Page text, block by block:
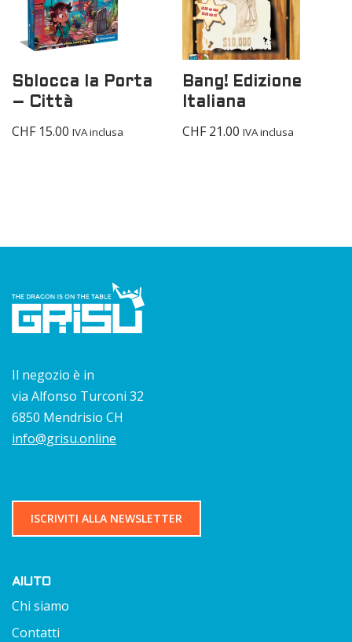
Sblocca la Porta
– Città
CHF15.00 IVA inclusa
Bang! Edizione
Italiana
CHF21.00 IVA inclusa
Il negozio è in
via Alfonso Turconi 32
6850 Mendrisio CH
info@grisu.online
ISCRIVITI ALLA NEWSLETTER
AIUTO
Chi siamo
Contatti